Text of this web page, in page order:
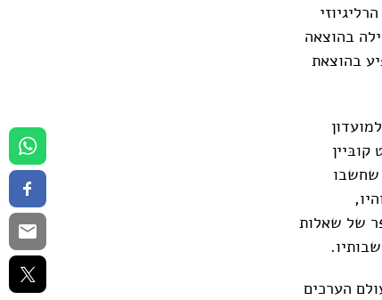
בהוצאה
בהוצאת
להצטרף למועדון
קובּיין
שחשבו
של שאלות
הערכים